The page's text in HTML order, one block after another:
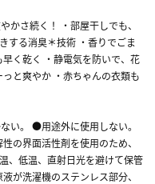
かさ続く！ ・部屋干しでも、
する消臭＊技術 ・香りでごま
く乾く ・静電気を防いで、花
と爽やか ・赤ちゃんの衣類も
い。 ●用途外に使用しない。
の界面活性剤を使用のため、
、低温、直射日光を避けて保管
が洗濯機のステンレス部分、